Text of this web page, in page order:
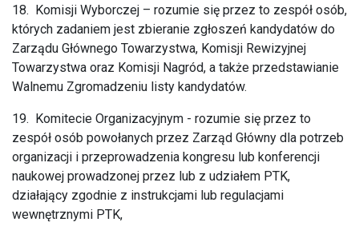
18. Komisji Wyborczej – rozumie się przez to zespół osób,
których zadaniem jest zbieranie zgłoszeń kandydatów do
Zarządu Głównego Towarzystwa, Komisji Rewizyjnej
Towarzystwa oraz Komisji Nagród, a także przedstawianie
Walnemu Zgromadzeniu listy kandydatów.
19. Komitecie Organizacyjnym - rozumie się przez to
zespół osób powołanych przez Zarząd Główny dla potrzeb
organizacji i przeprowadzenia kongresu lub konferencji
naukowej prowadzonej przez lub z udziałem PTK,
działający zgodnie z instrukcjami lub regulacjami
wewnętrznymi PTK,